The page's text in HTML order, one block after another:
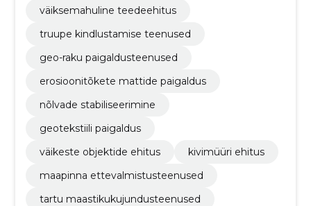
väiksemahuline teedeehitus
truupe kindlustamise teenused
geo-raku paigaldusteenused
erosioonitõkete mattide paigaldus
nõlvade stabiliseerimine
geotekstiili paigaldus
väikeste objektide ehitus
kivimüüri ehitus
maapinna ettevalmistusteenused
tartu maastikukujundusteenused